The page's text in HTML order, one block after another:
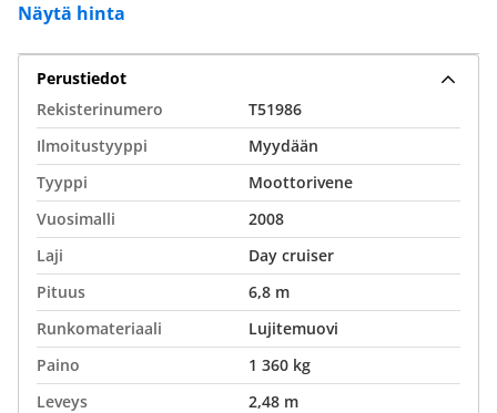
Näytä hinta
Perustiedot
Rekisterinumero
T51986
Ilmoitustyyppi
Myydään
Tyyppi
Moottorivene
Vuosimalli
2008
Laji
Day cruiser
Pituus
6,8 m
Runkomateriaali
Lujitemuovi
Paino
1 360 kg
Leveys
2,48 m